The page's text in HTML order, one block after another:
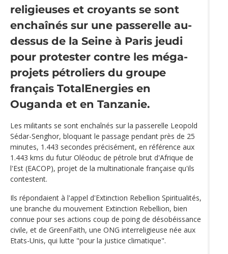
religieuses et croyants se sont
enchaînés sur une passerelle au-
dessus de la Seine à Paris jeudi
pour protester contre les méga-
projets pétroliers du groupe
français TotalEnergies en
Ouganda et en Tanzanie.
Les militants se sont enchaînés sur la passerelle Leopold
Sédar-Senghor, bloquant le passage pendant près de 25
minutes, 1.443 secondes précisément, en référence aux
1.443 kms du futur Oléoduc de pétrole brut d'Afrique de
l'Est (EACOP), projet de la multinationale française qu'ils
contestent.
Ils répondaient à l'appel d'Extinction Rebellion Spiritualités,
une branche du mouvement Extinction Rebellion, bien
connue pour ses actions coup de poing de désobéissance
civile, et de GreenFaith, une ONG interreligieuse née aux
Etats-Unis, qui lutte "pour la justice climatique".